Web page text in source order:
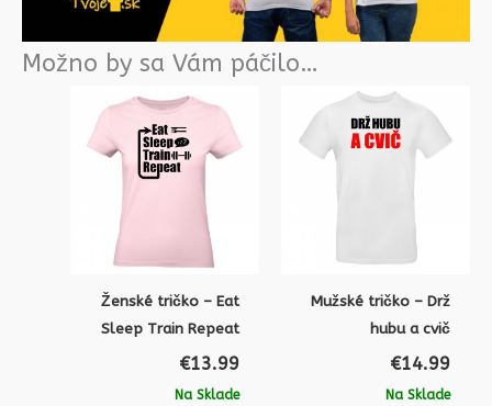
Možno by sa Vám páčilo…
Ženské tričko – Eat
Sleep Train Repeat
€13.99
Na Sklade
Mužské tričko – Drž
hubu a cvič
€14.99
Na Sklade